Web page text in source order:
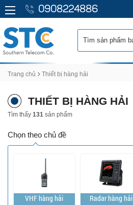
0908224886
Trang chủ Thiết bị hàng hải
THIẾT BỊ HÀNG HẢI
Tìm thấy 131 sản phẩm
Chọn theo chủ đề
VHF hàng hải Radar hàng hải